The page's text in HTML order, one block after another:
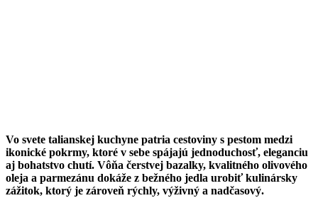
Vo svete talianskej kuchyne patria cestoviny s pestom medzi
ikonické pokrmy, ktoré v sebe spájajú jednoduchosť, eleganciu
aj bohatstvo chutí. Vôňa čerstvej bazalky, kvalitného olivového
oleja a parmezánu dokáže z bežného jedla urobiť kulinársky
zážitok, ktorý je zároveň rýchly, výživný a nadčasový.